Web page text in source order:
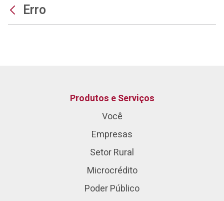
Erro
Produtos e Serviços
Você
Empresas
Setor Rural
Microcrédito
Poder Público